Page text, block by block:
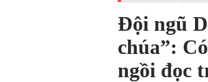
Đội ngũ
chúa”:
ngồi đọc